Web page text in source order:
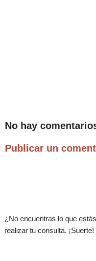
No hay
Publicar un
¿No encuentras lo que
realizar tu consulta. ¡Suerte!